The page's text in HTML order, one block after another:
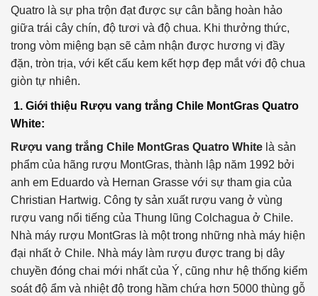
Quatro là sự pha trộn đạt được sự cân bằng hoàn hảo
giữa trái cây chín, độ tươi và độ chua. Khi thưởng thức,
trong vòm miệng bạn sẽ cảm nhận được hương vị đầy
đặn, tròn trịa, với kết cấu kem kết hợp đẹp mắt với độ chua
giòn tự nhiên.
1. Giới thiệu Rượu vang trắng Chile MontGras Quatro
White:
Rượu vang trắng Chile MontGras Quatro White là sản
phẩm của hãng rượu MontGras, thành lập năm 1992 bởi
anh em Eduardo và Hernan Grasse với sự tham gia của
Christian Hartwig. Công ty sản xuất rượu vang ở vùng
rượu vang nổi tiếng của Thung lũng Colchagua ở Chile.
Nhà máy rượu MontGras là một trong những nhà máy hiện
đại nhất ở Chile. Nhà máy làm rượu được trang bị dây
chuyền đóng chai mới nhất của Ý, cũng như hệ thống kiểm
soát độ ẩm và nhiệt độ trong hầm chứa hơn 5000 thùng gỗ